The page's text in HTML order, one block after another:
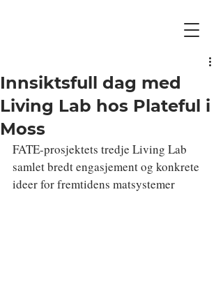
Innsiktsfull dag med
Living Lab hos Plateful i
Moss
FATE-prosjektets tredje Living Lab
samlet bredt engasjement og konkrete
ideer for fremtidens matsystemer